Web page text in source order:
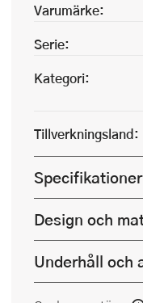
Varumärke:
Serie:
Kategori:
Tillverkningsland:
Specifikationer
Design och
Underhåll och